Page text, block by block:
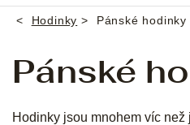
Domů
Hodinky Pánské hodinky
Pánské
Hodinky jsou mnohem víc